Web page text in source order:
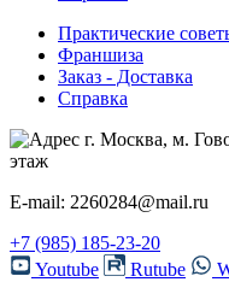
Практические
Франшиза
Заказ - Доставка
Справка
г. Москва, м.
этаж
E-mail: 2260284@mail.ru
+7 (985) 185-23-20
Youtube
Rutube